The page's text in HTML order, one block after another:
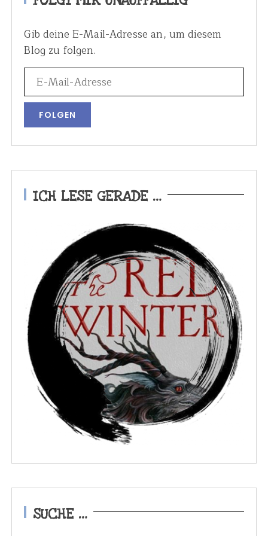
Gib deine E-Mail-Adresse an, um diesem
Blog zu folgen.
ICH LESE GERADE …
SUCHE …